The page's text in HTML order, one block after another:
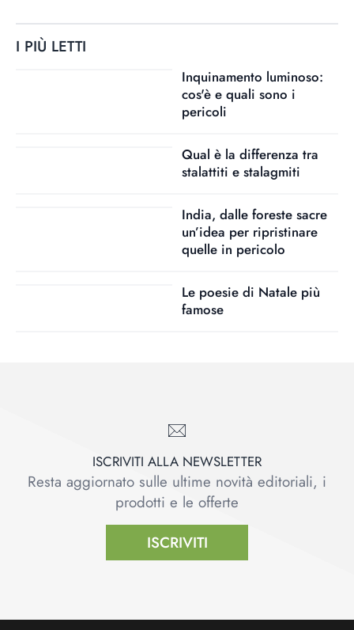
I PIÙ LETTI
Inquinamento luminoso:
cos'è e quali sono i
pericoli
Qual è la differenza tra
stalattiti e stalagmiti
India, dalle foreste sacre
un’idea per ripristinare
quelle in pericolo
Le poesie di Natale più
famose
ISCRIVITI ALLA NEWSLETTER
Resta aggiornato sulle ultime novità editoriali, i
prodotti e le offerte
ISCRIVITI